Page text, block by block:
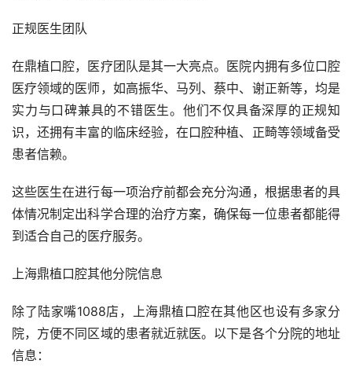
正规医生团队
在鼎植口腔，医疗团队是其一大亮点。医院内拥有多位口腔
医疗领域的医师，如高振华、马列、蔡中、谢正新等，均是
实力与口碑兼具的不错医生。他们不仅具备深厚的正规知
识，还拥有丰富的临床经验，在口腔种植、正畸等领域备受
患者信赖。
这些医生在进行每一项治疗前都会充分沟通，根据患者的具
体情况制定出科学合理的治疗方案，确保每一位患者都能得
到适合自己的医疗服务。
上海鼎植口腔其他分院信息
除了陆家嘴1088店，上海鼎植口腔在其他区也设有多家分
院，方便不同区域的患者就近就医。以下是各个分院的地址
信息：